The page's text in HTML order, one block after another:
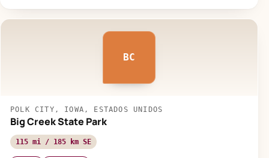
BC
POLK CITY, IOWA, ESTADOS UNIDOS
Big Creek State Park
115 mi / 185 km SE